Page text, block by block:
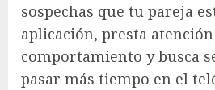
sospechas que tu pareja
aplicación, presta
comportamiento y busca
pasar más tiempo en el